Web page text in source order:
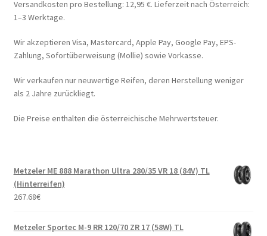
Versandkosten pro Bestellung: 12,95 €. Lieferzeit nach Österreich:
1–3 Werktage.
Wir akzeptieren Visa, Mastercard, Apple Pay, Google Pay, EPS-
Zahlung, Sofortüberweisung (Mollie) sowie Vorkasse.
Wir verkaufen nur neuwertige Reifen, deren Herstellung weniger
als 2 Jahre zurückliegt.
Die Preise enthalten die österreichische Mehrwertsteuer.
Metzeler ME 888 Marathon Ultra 280/35 VR 18 (84V) TL
(Hinterreifen)
267.68€
Metzeler Sportec M-9 RR 120/70 ZR 17 (58W) TL